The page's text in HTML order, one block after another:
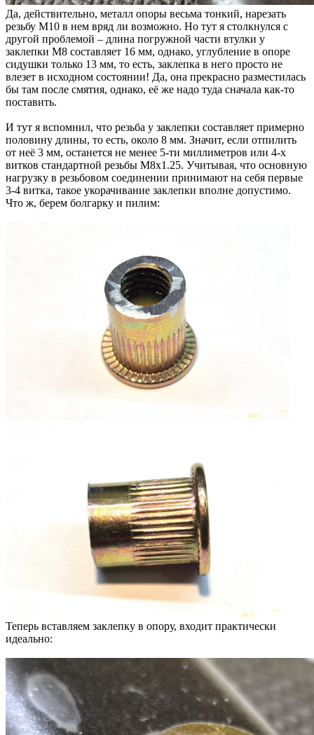
Да, действительно, металл опоры весьма тонкий, нарезать
резьбу М10 в нем вряд ли возможно. Но тут я столкнулся с
другой проблемой – длина погружной части втулки у
заклепки М8 составляет 16 мм, однако, углубление в опоре
сидушки только 13 мм, то есть, заклепка в него просто не
влезет в исходном состоянии! Да, она прекрасно разместилась
бы там после смятия, однако, её же надо туда сначала как-то
поставить.
И тут я вспомнил, что резьба у заклепки составляет примерно
половину длины, то есть, около 8 мм. Значит, если отпилить
от неё 3 мм, останется не менее 5-ти миллиметров или 4-х
витков стандартной резьбы M8x1.25. Учитывая, что основную
нагрузку в резьбовом соединении принимают на себя первые
3-4 витка, такое укорачивание заклепки вполне допустимо.
Что ж, берем болгарку и пилим:
Теперь вставляем заклепку в опору, входит практически
идеально: